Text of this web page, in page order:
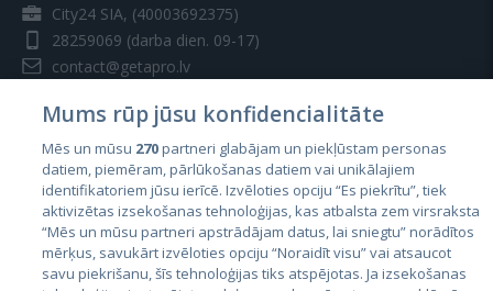
City24 SIA, (40003692375)
28259069 (darba dien. 09-17)
contact@getapro.lv
Valstis
Igaunija
Latvija
Mums rūp jūsu konfidencialitāte
Mēs un mūsu 270partneri glabājam un piekļūstam personas
datiem, piemēram, pārlūkošanas datiem vai unikālajiem
identifikatoriem jūsu ierīcē. Izvēloties opciju “Es piekrītu”, tiek
aktivizētas izsekošanas tehnoloģijas, kas atbalsta zem virsraksta
“Mēs un mūsu partneri apstrādājam datus, lai sniegtu” norādītos
mērķus, savukārt izvēloties opciju “Noraidīt visu” vai atsaucot
savu piekrišanu, šīs tehnoloģijas tiks atspējotas. Ja izsekošanas